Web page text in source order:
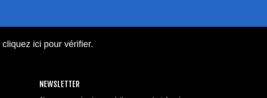
NEWSLETTER
cliquez ici pour vérifier.